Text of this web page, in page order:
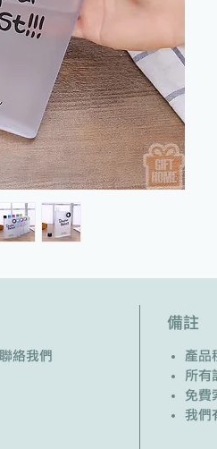
絡我們
備註
產品
所有
免費
我們